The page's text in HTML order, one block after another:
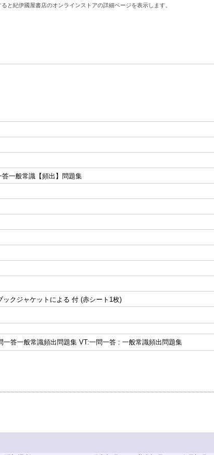
と紀伊國屋書店のオンラインストアの詳細ページを表示します。
一般常識【頻出】問題集
ックジャケットによる 付 (赤シート1枚)
一答一般常識頻出問題集 VT:一問一答 : 一般常識頻出問題集